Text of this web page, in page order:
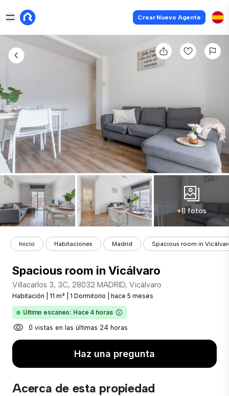
Crear Nuevo Agente
+11 fotos
Inicio Habitaciones Madrid Spacious room in
Spacious room in Vicálvaro
Villacarlos 3, 3C, 28032 MADRID, Vicálvaro
Habitación 11 m² 1 Dormitorio hace 5 meses
Último escaneo: Hace 4 horas
0 vistas en las últimas 24 horas
Haz una pregunta
Acerca de esta propiedad